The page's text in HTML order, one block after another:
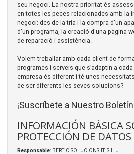
seu negoci. La nostra prioritat és
en totes les peces relacionades amb la
negoci: des de la tria i la compra d'un
d'un programa, la creació d'una pàgina
de reparació i assistència.
Volem treballar amb cada client de
programes i serveis que s’adaptin a
empresa és diferent i té unes
de ser diferents les seves solucions?
¡Suscríbete a Nuestro
INFORMACIÓN BÁSICA
PROTECCIÓN DE DATOS
Responsable: BERTIC SOLUCIONS IT, S.L.U.